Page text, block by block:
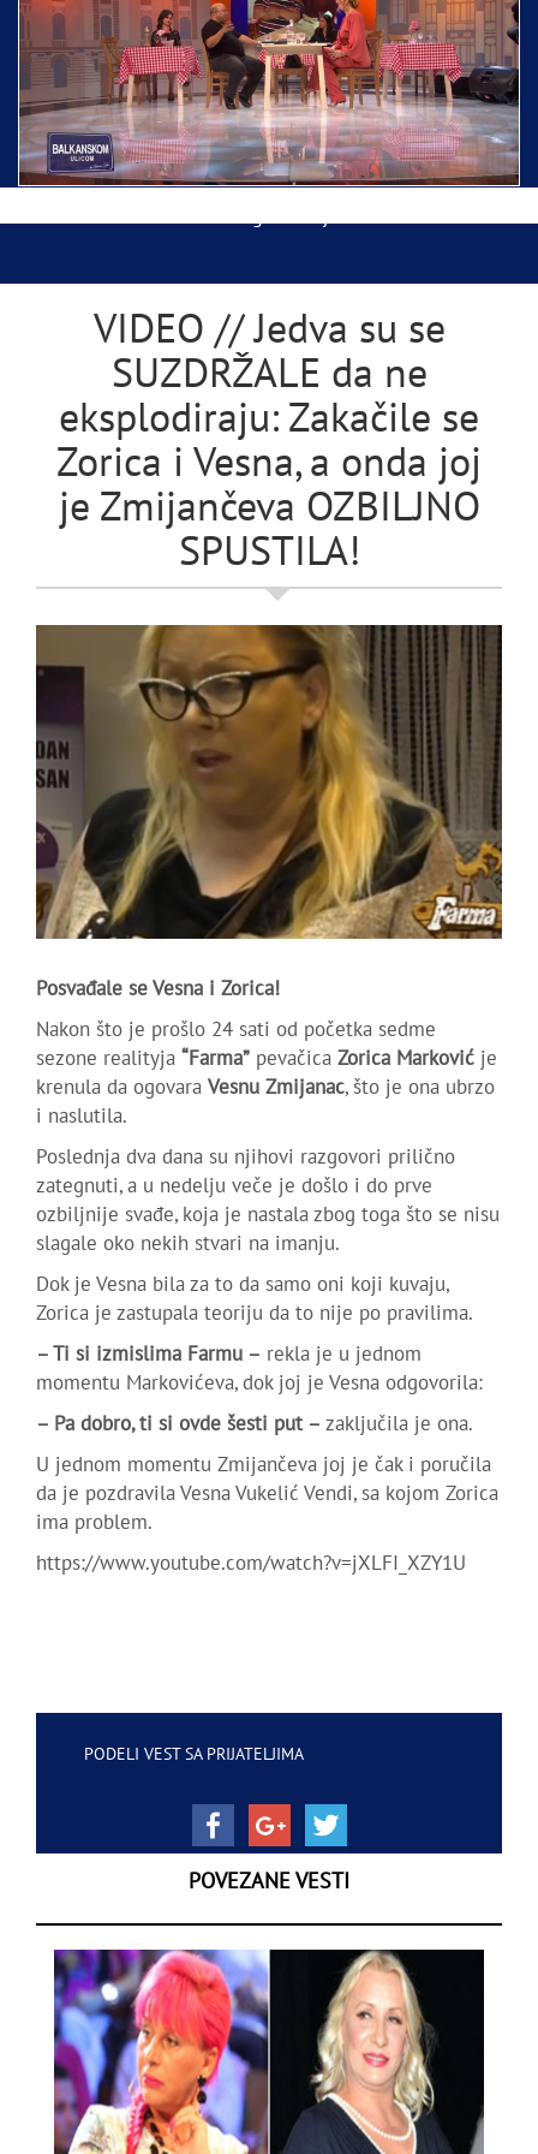
Ispraćaj Pojasa Presvete Bogorodice danas iz
Hrama Svetog Save
VIDEO // Jedva su se
SUZDRŽALE da ne
eksplodiraju: Zakačile se
Zorica i Vesna, a onda joj
je Zmijančeva OZBILJNO
SPUSTILA!
Posvađale se Vesna i Zorica!
Nakon što je prošlo 24 sati od početka sedme
sezone realityja “Farma” pevačica Zorica Marković je
krenula da ogovara Vesnu Zmijanac, što je ona ubrzo
i naslutila.
Poslednja dva dana su njihovi razgovori prilično
zategnuti, a u nedelju veče je došlo i do prve
ozbiljnije svađe, koja je nastala zbog toga što se nisu
slagale oko nekih stvari na imanju.
Dok je Vesna bila za to da samo oni koji kuvaju,
Zorica je zastupala teoriju da to nije po pravilima.
– Ti si izmislima Farmu – rekla je u jednom
momentu Markovićeva, dok joj je Vesna odgovorila:
– Pa dobro, ti si ovde šesti put – zaključila je ona.
U jednom momentu Zmijančeva joj je čak i poručila
da je pozdravila Vesna Vukelić Vendi, sa kojom Zorica
ima problem.
https://www.youtube.com/watch?v=jXLFI_XZY1U
PODELI VEST SA PRIJATELJIMA
POVEZANE VESTI